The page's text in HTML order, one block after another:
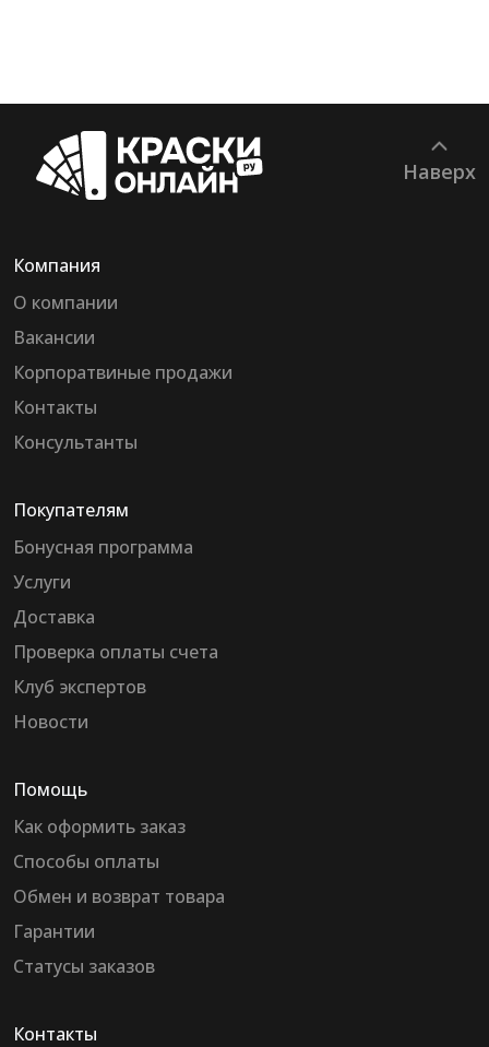
Наверх
Компания
О компании
Вакансии
Корпоратвиные продажи
Контакты
Консультанты
Покупателям
Бонусная программа
Услуги
Доставка
Проверка оплаты счета
Клуб экспертов
Новости
Помощь
Как оформить заказ
Способы оплаты
Обмен и возврат товара
Гарантии
Статусы заказов
Контакты